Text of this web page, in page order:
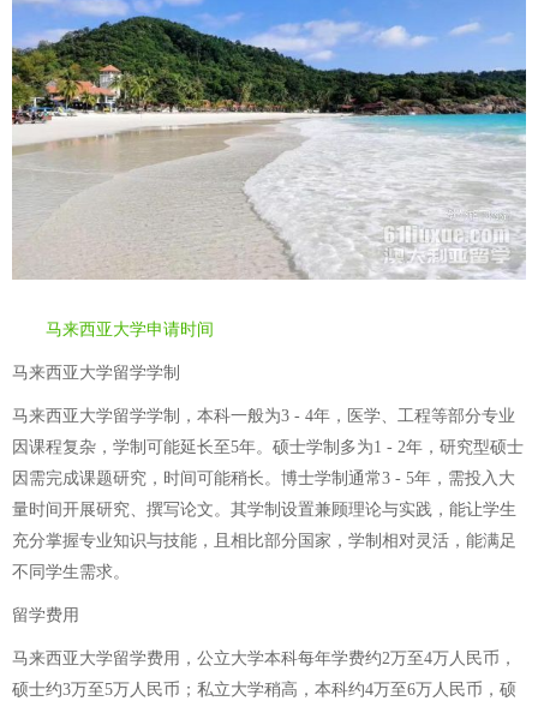
马来西亚大学申请时间
马来西亚大学留学学制
马来西亚大学留学学制，本科一般为3 - 4年，医学、工程等部分专业
因课程复杂，学制可能延长至5年。硕士学制多为1 - 2年，研究型硕士
因需完成课题研究，时间可能稍长。博士学制通常3 - 5年，需投入大
量时间开展研究、撰写论文。其学制设置兼顾理论与实践，能让学生
充分掌握专业知识与技能，且相比部分国家，学制相对灵活，能满足
不同学生需求。
留学费用
马来西亚大学留学费用，公立大学本科每年学费约2万至4万人民币，
硕士约3万至5万人民币；私立大学稍高，本科约4万至6万人民币，硕